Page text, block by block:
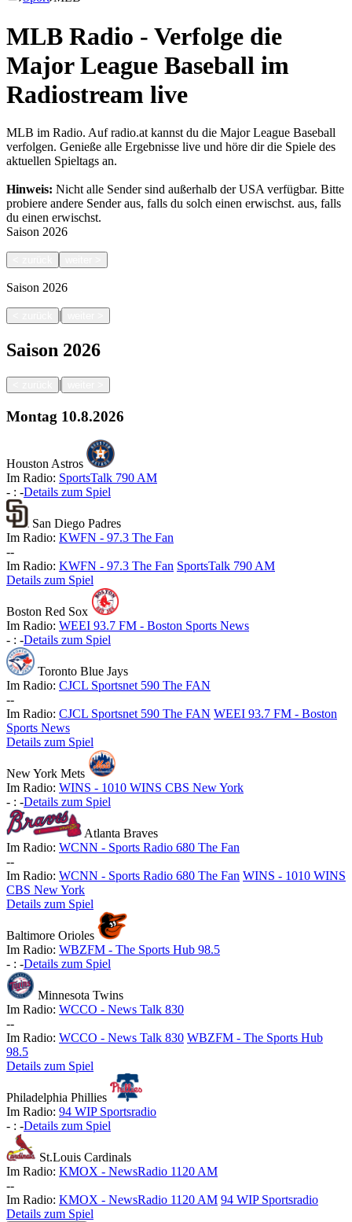
MLB Radio - Verfolge die
Major League Baseball im
Radiostream live
MLB im Radio. Auf radio.at kannst du die Major League Baseball
verfolgen. Genieße alle Ergebnisse live und höre dir die Spiele des
aktuellen Spieltags an.
Hinweis: Nicht alle Sender sind außerhalb der USA verfügbar. Bitte
probiere andere Sender aus, falls du solch einen erwischst. aus, falls
du einen erwischst.
Saison 2026
Saison 2026
|
Saison 2026
|
Montag 10.8.2026
Houston Astros
Im Radio: SportsTalk 790 AM
- : -Details zum Spiel
San Diego Padres
Im Radio: KWFN - 97.3 The Fan
--
Im Radio: KWFN - 97.3 The Fan SportsTalk 790 AM
Details zum Spiel
Boston Red Sox
Im Radio: WEEI 93.7 FM - Boston Sports News
- : -Details zum Spiel
Toronto Blue Jays
Im Radio: CJCL Sportsnet 590 The FAN
--
Im Radio: CJCL Sportsnet 590 The FAN WEEI 93.7 FM - Boston
Sports News
Details zum Spiel
New York Mets
Im Radio: WINS - 1010 WINS CBS New York
- : -Details zum Spiel
Atlanta Braves
Im Radio: WCNN - Sports Radio 680 The Fan
--
Im Radio: WCNN - Sports Radio 680 The Fan WINS - 1010 WINS
CBS New York
Details zum Spiel
Baltimore Orioles
Im Radio: WBZFM - The Sports Hub 98.5
- : -Details zum Spiel
Minnesota Twins
Im Radio: WCCO - News Talk 830
--
Im Radio: WCCO - News Talk 830 WBZFM - The Sports Hub
98.5
Details zum Spiel
Philadelphia Phillies
Im Radio: 94 WIP Sportsradio
- : -Details zum Spiel
St.Louis Cardinals
Im Radio: KMOX - NewsRadio 1120 AM
--
Im Radio: KMOX - NewsRadio 1120 AM 94 WIP Sportsradio
Details zum Spiel